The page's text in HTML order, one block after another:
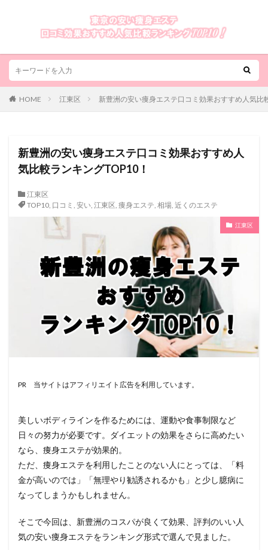
HOME 江東区 新豊洲の安い痩身エステ口コミ効果おすすめ人気比
新豊洲の安い痩身エステ口コミ効果おすすめ人
気比較ランキングTOP10！
江東区
TOP10, 口コミ , 安い, 江東区, 痩身エステ, 相場, 近くのエステ
江東区
PR 当サイトはアフィリエイト広告を利用しています。
美しいボディラインを作るためには、運動や食事制限など
日々の努力が必要です。ダイエットの効果をさらに高めたい
なら、痩身エステが効果的。
ただ、痩身エステを利用したことのない人にとっては、「料
金が高いのでは」「無理やり勧誘されるかも」と少し臆病に
なってしまうかもしれません。
そこで今回は、新豊洲のコスパが良くて効果、評判のいい人
気の安い痩身エステをランキング形式で選んで見ました。